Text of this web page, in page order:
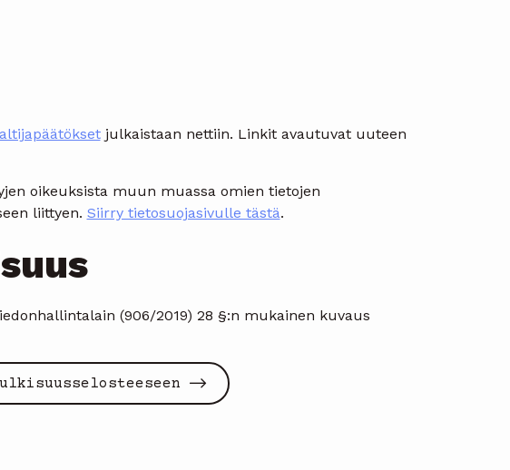
julkaistaan nettiin. Linkit avautuvat uuteen
oikeuksista muun muassa omien tietojen
liittyen. Siirry tietosuojasivulle tästä.
(906/2019) 28 §:n mukainen kuvaus